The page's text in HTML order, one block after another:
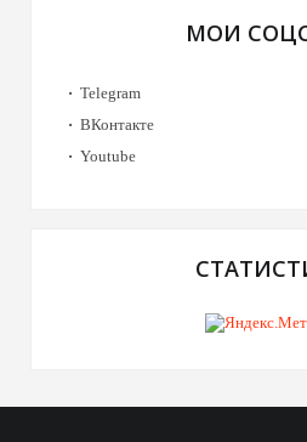
МОИ
Telegram
ВКонтакте
Youtube